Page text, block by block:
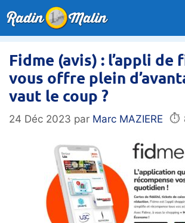
au
contenu
Fidme (avis) : l’appli
vous offre plein
vaut le coup ?
24 Déc 2023 par Marc MAZIERE ⏱️